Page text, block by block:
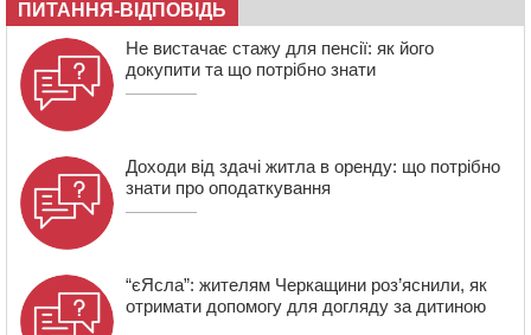
15:39 На честь загиблого захисника і чемпіона світу в
Черкасах відкрили спортивно-реабілітаційний центр
15:05 На Звенигородщині, попри заборону міськради,
проведуть “Ше.Fest”
ПИТАННЯ-ВІДПОВІДЬ
Не вистачає стажу для пенсії: як його
докупити та що потрібно знати
Доходи від здачі житла в оренду: що потрібно
знати про оподаткування
“єЯсла”: жителям Черкащини роз’яснили, як
отримати допомогу для догляду за дитиною